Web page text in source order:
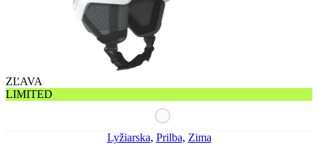
ZĽAVA
LIMITED
Lyžiarska, Prilba, Zima